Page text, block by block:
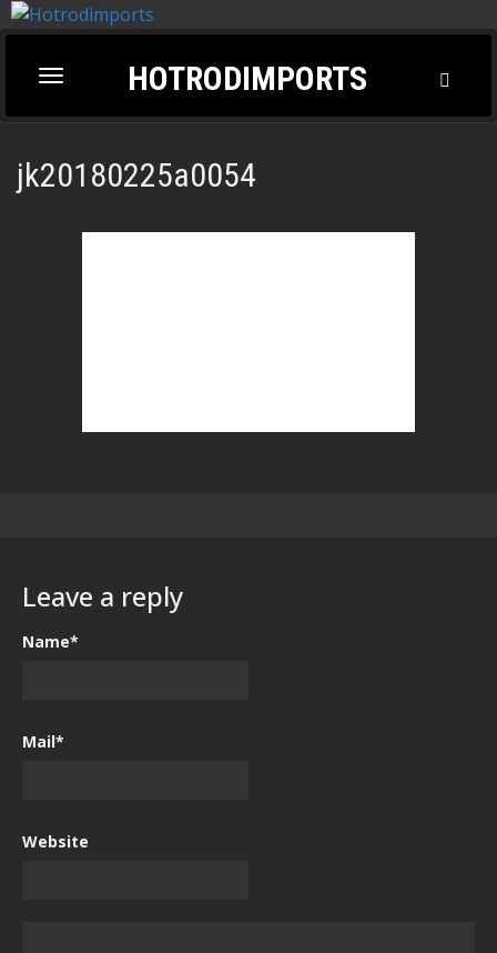
Toggle
navigation
HOTRODIMPORTS
jk20180225a0054
Leave a reply
Name*
Mail*
Website